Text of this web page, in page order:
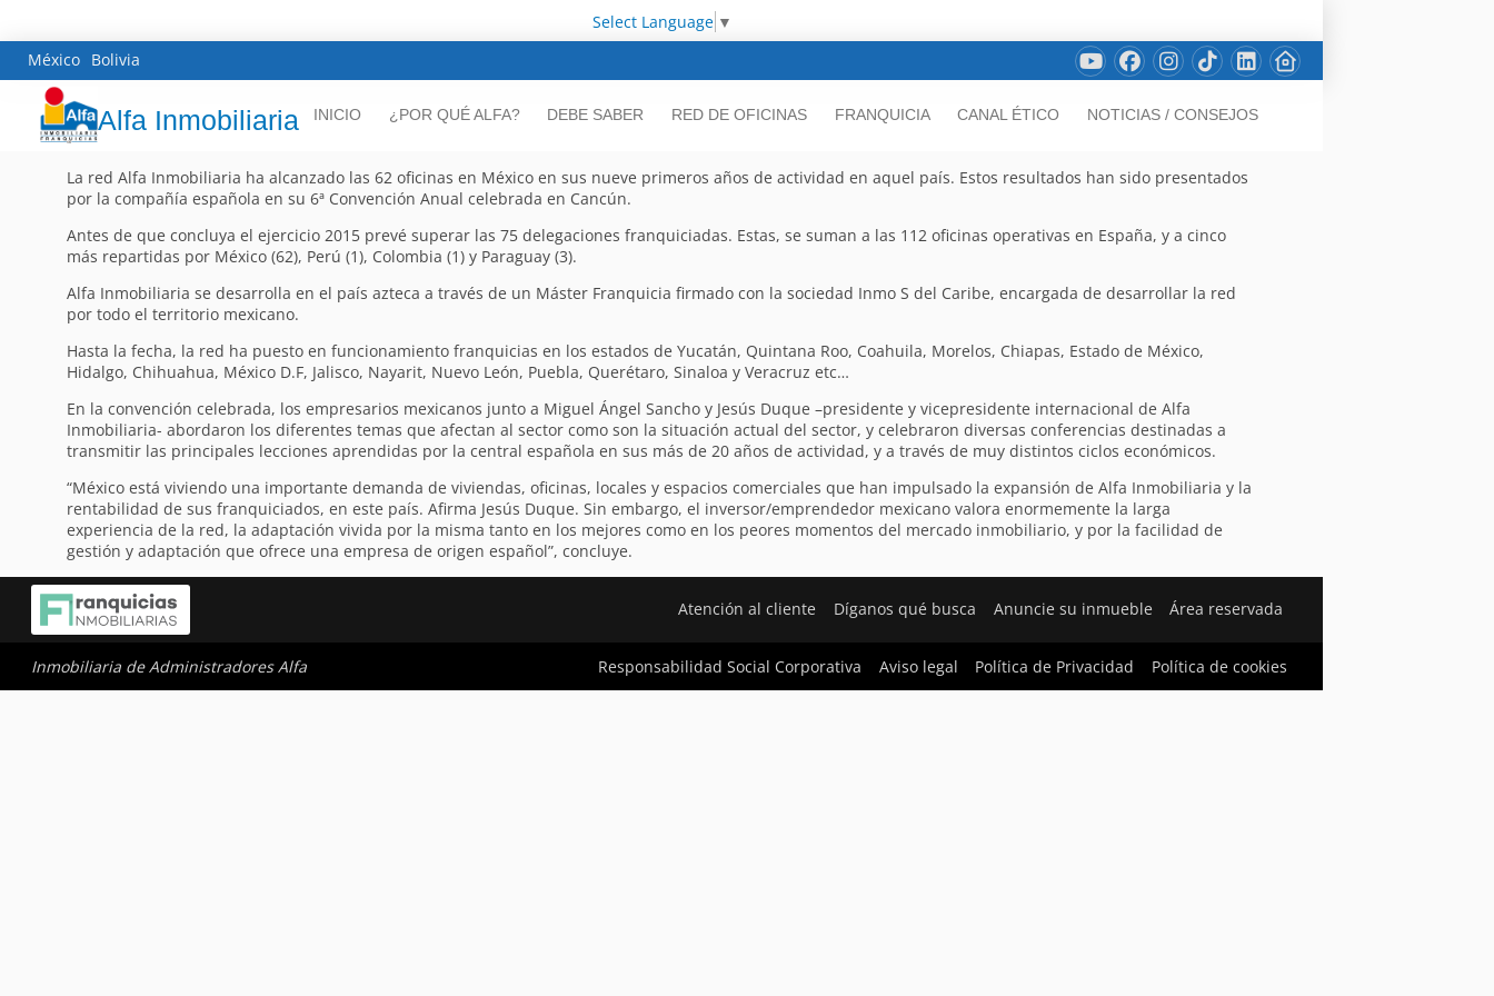
Select Language ▼
México Bolivia
Alfa Inmobiliaria INICIO ¿POR QUÉ ALFA? DEBE SABER RED DE OFICINAS FRANQUICIA CANAL ÉTICO NOTICIAS / CONSEJOS
La red Alfa Inmobiliaria ha alcanzado las 62 oficinas en México en sus nueve primeros años de actividad en aquel país. Estos resultados han sido presentados
por la compañía española en su 6ª Convención Anual celebrada en Cancún.
Antes de que concluya el ejercicio 2015 prevé superar las 75 delegaciones franquiciadas. Estas, se suman a las 112 oficinas operativas en España, y a cinco
más repartidas por México (62), Perú (1), Colombia (1) y Paraguay (3).
Alfa Inmobiliaria se desarrolla en el país azteca a través de un Máster Franquicia firmado con la sociedad Inmo S del Caribe, encargada de desarrollar la red
por todo el territorio mexicano.
Hasta la fecha, la red ha puesto en funcionamiento franquicias en los estados de Yucatán, Quintana Roo, Coahuila, Morelos, Chiapas, Estado de México,
Hidalgo, Chihuahua, México D.F, Jalisco, Nayarit, Nuevo León, Puebla, Querétaro, Sinaloa y Veracruz etc…
En la convención celebrada, los empresarios mexicanos junto a Miguel Ángel Sancho y Jesús Duque –presidente y vicepresidente internacional de Alfa
Inmobiliaria- abordaron los diferentes temas que afectan al sector como son la situación actual del sector, y celebraron diversas conferencias destinadas a
transmitir las principales lecciones aprendidas por la central española en sus más de 20 años de actividad, y a través de muy distintos ciclos económicos.
“México está viviendo una importante demanda de viviendas, oficinas, locales y espacios comerciales que han impulsado la expansión de Alfa Inmobiliaria y la
rentabilidad de sus franquiciados, en este país. Afirma Jesús Duque. Sin embargo, el inversor/emprendedor mexicano valora enormemente la larga
experiencia de la red, la adaptación vivida por la misma tanto en los mejores como en los peores momentos del mercado inmobiliario, y por la facilidad de
gestión y adaptación que ofrece una empresa de origen español”, concluye.
Atención al cliente Díganos qué busca Anuncie su inmueble Área reservada
Inmobiliaria de Administradores Alfa Responsabilidad Social Corporativa Aviso legal Política de Privacidad Política de cookies